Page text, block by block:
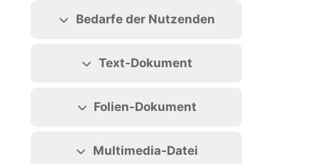
Bedarfe der Nutzenden
Text-Dokument
Folien-Dokument
Multimedia-Datei